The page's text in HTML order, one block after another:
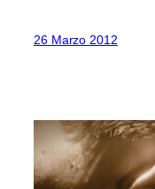
26 Marzo 2012